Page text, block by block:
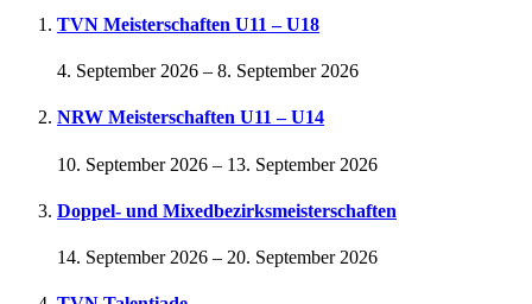
TVN Meisterschaften U11 – U18
4. September 2026 – 8. September 2026
NRW Meisterschaften U11 – U14
10. September 2026 – 13. September 2026
Doppel- und Mixedbezirksmeisterschaften
14. September 2026 – 20. September 2026